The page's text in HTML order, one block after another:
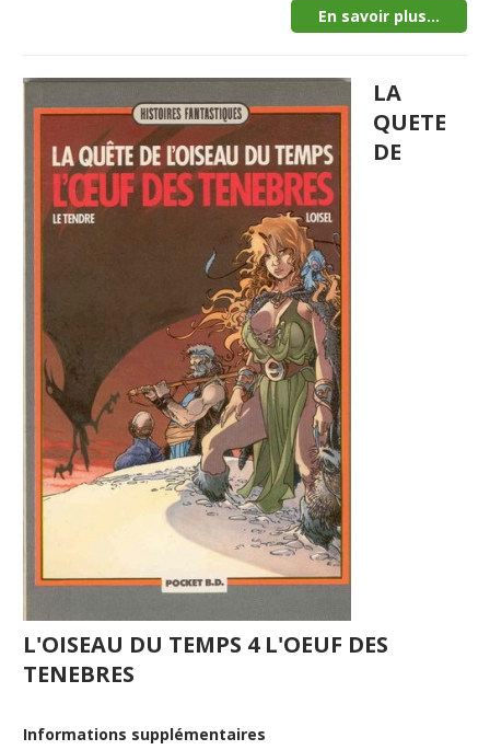
En savoir plus...
LA
QUETE
DE
L'OISEAU DU TEMPS 4 L'OEUF DES
TENEBRES
Informations supplémentaires